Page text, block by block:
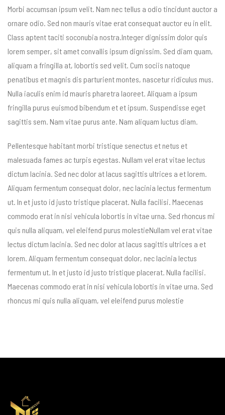
Morbi accumsan ipsum velit. Nam nec tellus a odio tincidunt auctor a
ornare odio. Sed non mauris vitae erat consequat auctor eu in elit.
Class aptent taciti soconubia nostra.Integer dignissim dolor quis
lorem semper, sit amet convallis ipsum dignissim. Sed diam quam,
aliquam a fringilla at, lobortis sed velit. Cum sociis natoque
penatibus et magnis dis parturient montes, nascetur ridiculus mus.
Nulla iaculis enim id mauris pharetra laoreet. Aliquam a ipsum
fringilla purus euismod bibendum et et ipsum. Suspendisse eget
sagittis sem. Nam vitae purus ante. Nam aliquam luctus diam.
Pellentesque habitant morbi tristique senectus et netus et
malesuada fames ac turpis egestas. Nullam vel erat vitae lectus
dictum lacinia. Sed nec dolor at lacus sagittis ultrices a et lorem.
Aliquam fermentum consequat dolor, nec lacinia lectus fermentum
ut. In et justo id justo tristique placerat. Nulla facilisi. Maecenas
commodo erat in nisi vehicula lobortis in vitae urna. Sed rhoncus mi
quis nulla aliquam, vel eleifend purus molestieNullam vel erat vitae
lectus dictum lacinia. Sed nec dolor at lacus sagittis ultrices a et
lorem. Aliquam fermentum consequat dolor, nec lacinia lectus
fermentum ut. In et justo id justo tristique placerat. Nulla facilisi.
Maecenas commodo erat in nisi vehicula lobortis in vitae urna. Sed
rhoncus mi quis nulla aliquam, vel eleifend purus molestie